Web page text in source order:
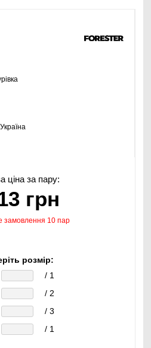
Україна
ціна за пару:
грн
замовлення 10 пар
розмір:
/ 1
/ 2
/ 3
/ 1